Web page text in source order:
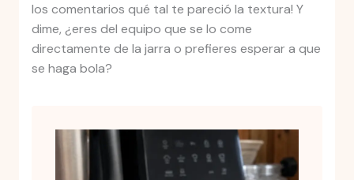
los comentarios qué tal te pareció la textura! Y
dime, ¿eres del equipo que se lo come
directamente de la jarra o prefieres esperar a que
se haga bola?